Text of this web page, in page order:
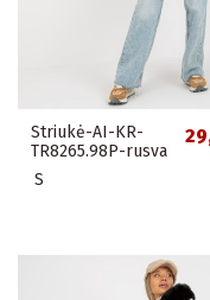
Striukė-AI-KR-
TR8265.98P-rusva
S